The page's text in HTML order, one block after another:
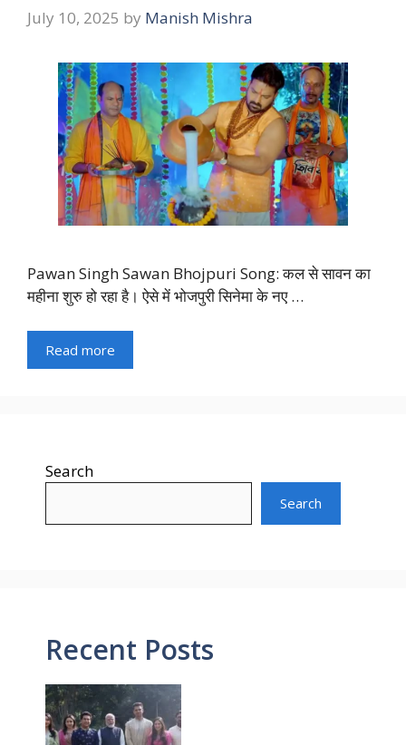
July 10, 2025 by Manish Mishra
Pawan Singh Sawan Bhojpuri Song: कल से सावन का
महीना शुरु हो रहा है। ऐसे में भोजपुरी सिनेमा के नए …
Read more
Search
Search
Recent Posts